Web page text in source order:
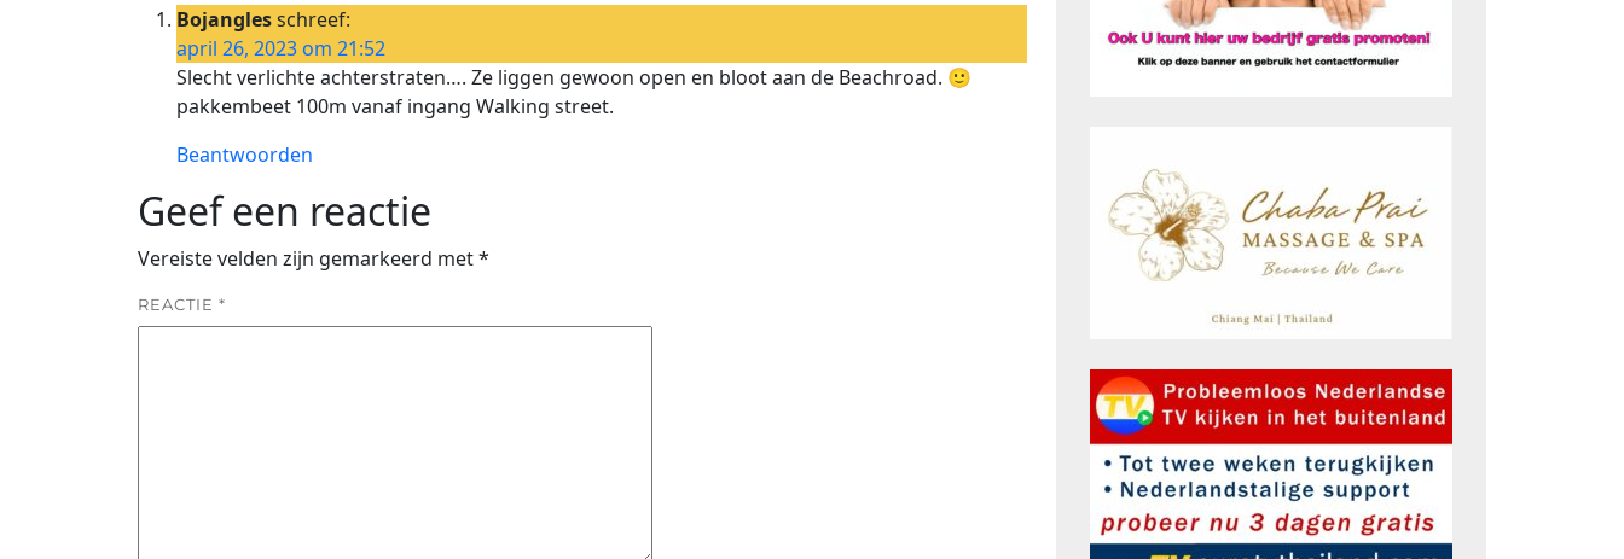
Bojanglesschreef:
april 26, 2023 om 21:52
Slecht verlichte achterstraten…. Ze liggen gewoon open en bloot aan de Beachroad. 🙂
pakkembeet 100m vanaf ingang Walking street.
Beantwoorden
Geef een reactie
Vereiste velden zijn gemarkeerd met*
REACTIE *